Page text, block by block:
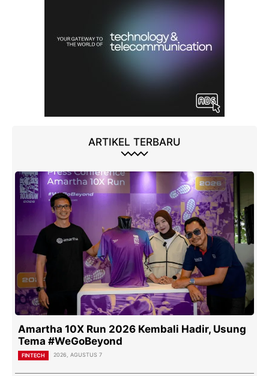
ARTIKEL TERBARU
Amartha 10X Run 2026 Kembali Hadir, Usung
Tema #WeGoBeyond
FINTECH 2026, AGUSTUS 7